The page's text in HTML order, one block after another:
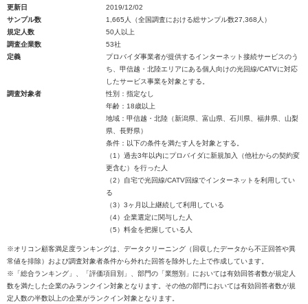
更新日
2019/12/02
サンプル数
1,665人（全国調査における総サンプル数27,368人）
規定人数
50人以上
調査企業数
53社
定義
プロバイダ事業者が提供するインターネット接続サービスのう
ち、甲信越・北陸エリアにある個人向けの光回線/CATVに対応
したサービス事業を対象とする。
調査対象者
性別：指定なし
年齢：18歳以上
地域：甲信越・北陸（新潟県、富山県、石川県、福井県、山梨
県、長野県）
条件：以下の条件を満たす人を対象とする。
（1）過去3年以内にプロバイダに新規加入（他社からの契約変
更含む）を行った人
（2）自宅で光回線/CATV回線でインターネットを利用してい
る
（3）3ヶ月以上継続して利用している
（4）企業選定に関与した人
（5）料金を把握している人
※オリコン顧客満足度ランキングは、データクリーニング（回収したデータから不正回答や異
常値を排除）および調査対象者条件から外れた回答を除外した上で作成しています。
※「総合ランキング」、「評価項目別」、部門の「業態別」においては有効回答者数が規定人
数を満たした企業のみランクイン対象となります。その他の部門においては有効回答者数が規
定人数の半数以上の企業がランクイン対象となります。